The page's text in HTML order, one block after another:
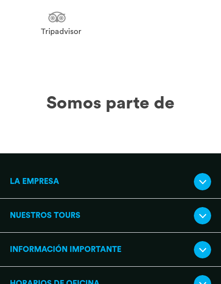
Tripadvisor
Somos parte de
LA EMPRESA
NUESTROS TOURS
INFORMACIÓN IMPORTANTE